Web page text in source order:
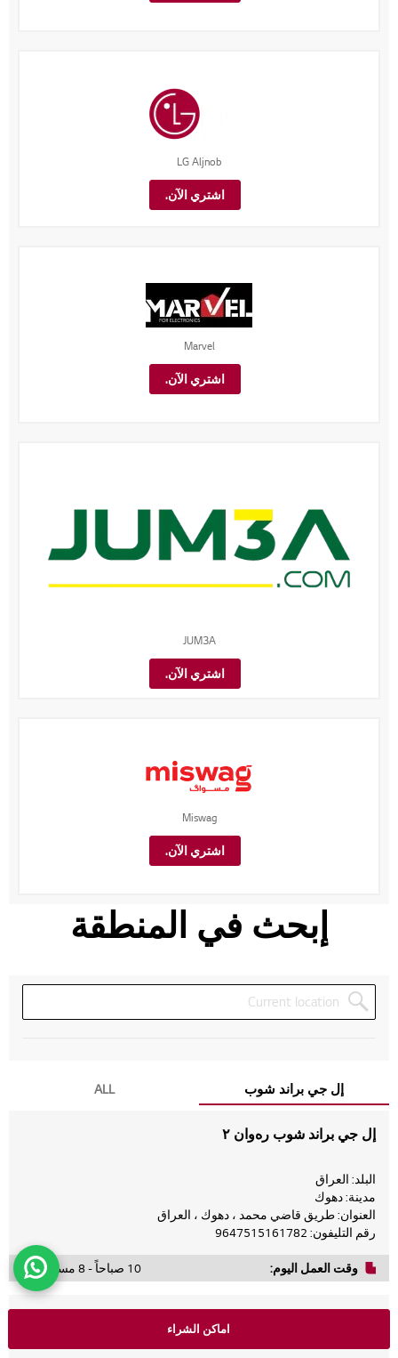
اماكن الشراء
LG Aljnob
اشتري الآن.
Marvel
اشتري الآن.
JUM3A
اشتري الآن.
Miswag
اشتري الآن.
إبحث في المنطقة
إل جي براند شوب ALL
إل جي براند شوب رەوان ٢
البلد: العراق
مدينة: دهوك
العنوان: طريق قاضي محمد ، دهوك ، العراق
رقم التليفون: 9647515161782
وقت العمل اليوم:
10 صباحاً - 8 مساءً
Wednesday
10 صباحاً - 8 مساءً